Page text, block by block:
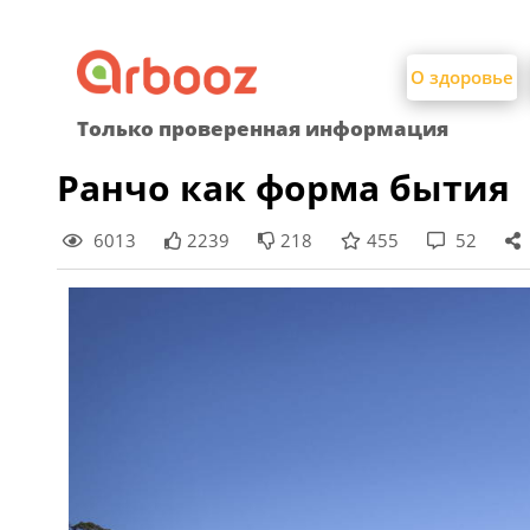
content
О здоровье
Только проверенная информация
Ранчо как форма бытия
6013 2239 218 455 52